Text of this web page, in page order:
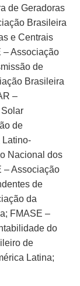
de Geradoras
Brasileira
e Centrais
– Associação
de
Brasileira
–
de
Latino-
Nacional dos
– Associação
de
da
FMASE –
do
de
Latina;